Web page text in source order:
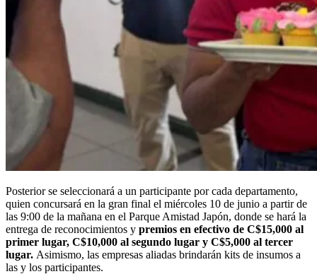
Posterior se seleccionará a un participante por cada departamento,
quien concursará en la gran final el miércoles 10 de junio a partir de
las 9:00 de la mañana en el Parque Amistad Japón, donde se hará la
entrega de reconocimientos y premios en efectivo de C$15,000 al
primer lugar, C$10,000 al segundo lugar y C$5,000 al tercer
lugar. Asimismo, las empresas aliadas brindarán kits de insumos a
las y los participantes.